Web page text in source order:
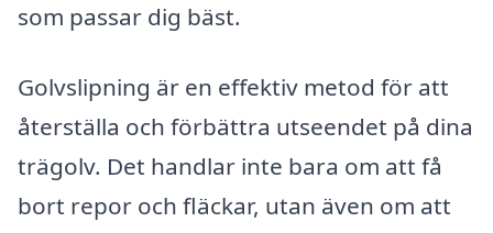
som passar dig bäst.
Golvslipning är en effektiv metod för att
återställa och förbättra utseendet på dina
trägolv. Det handlar inte bara om att få
bort repor och fläckar, utan även om att